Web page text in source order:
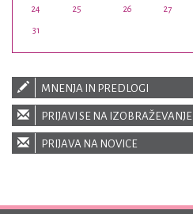
24 25 26 27
31
MNENJA IN PREDLOGI
PRIJAVI SE NA IZOBRAŽEVANJE
PRIJAVA NA NOVICE